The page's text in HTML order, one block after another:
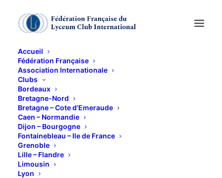
Accueil
Fédération Française
Association Internationale
Clubs
Bordeaux
Bretagne-Nord
Bretagne – Cote d’Emeraude
Caen – Normandie
Dijon – Bourgogne
Fontainebleau – Ile de France
Grenoble
Lille – Flandre
Limousin
Lyon
« TABLES ET FESTINS
» : un régal pour les
yeux et l’esprit !